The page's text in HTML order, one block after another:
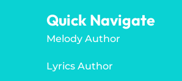
Quick Navigate
Melody Author
Lyrics Author